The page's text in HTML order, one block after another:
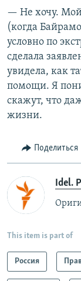
— Не хочу. Мой
(когда
условно по
сделала
увидела, как
помощи. Я
скажут, что
жизни.
Поделиться
Idel.
This item is part of
Россия